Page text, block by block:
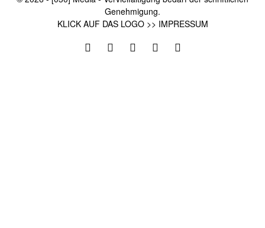
Genehmigung.
KLICK AUF DAS LOGO >> IMPRESSUM